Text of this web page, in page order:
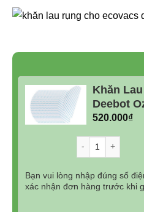
Khăn
Deebot
520.000₫
Bạn vui lòng nhập đúng số
xác nhận đơn hàng trước khi